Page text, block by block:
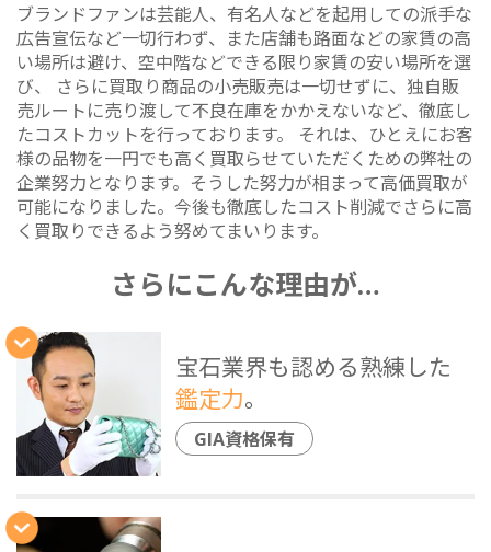
ブランドファンは芸能人、有名人などを起用しての派手な
広告宣伝など一切行わず、また店舗も路面などの家賃の高
い場所は避け、空中階などできる限り家賃の安い場所を選
び、 さらに買取り商品の小売販売は一切せずに、独自販
売ルートに売り渡して不良在庫をかかえないなど、徹底し
たコストカットを行っております。 それは、ひとえにお客
様の品物を一円でも高く買取らせていただくための弊社の
企業努力となります。そうした努力が相まって高価買取が
可能になりました。今後も徹底したコスト削減でさらに高
く買取りできるよう努めてまいります。
さらにこんな理由が…
宝石業界も認める熟練した
鑑定力。
GIA資格保有